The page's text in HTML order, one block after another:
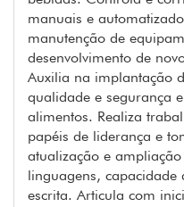
manuais e
manutenção de
desenvolvimento de
Auxilia na implantação
qualidade e segurança
alimentos. Realiza
papéis de liderança e
atualização e
linguagens,
escrita. Articula com